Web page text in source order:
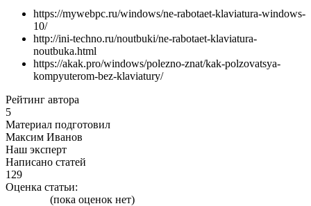
https://mywebpc.ru/windows/ne-rabotaet-klaviatura-windows-
10/
http://ini-techno.ru/noutbuki/ne-rabotaet-klaviatura-
noutbuka.html
https://akak.pro/windows/polezno-znat/kak-polzovatsya-
kompyuterom-bez-klaviatury/
Рейтинг автора
5
Материал подготовил
Максим Иванов
Наш эксперт
Написано статей
129
Оценка статьи:
(пока оценок нет)